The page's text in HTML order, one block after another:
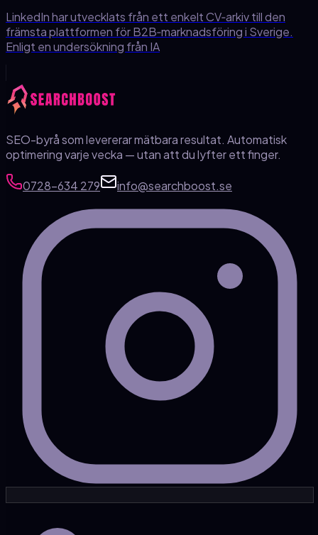
LinkedIn har utvecklats från ett enkelt CV‑arkiv till den
främsta plattformen för B2B‑marknadsföring i Sverige.
Enligt en undersökning från IA
SEO-byrå som levererar mätbara resultat. Automatisk
optimering varje vecka — utan att du lyfter ett finger.
0728-634 279 info@searchboost.se